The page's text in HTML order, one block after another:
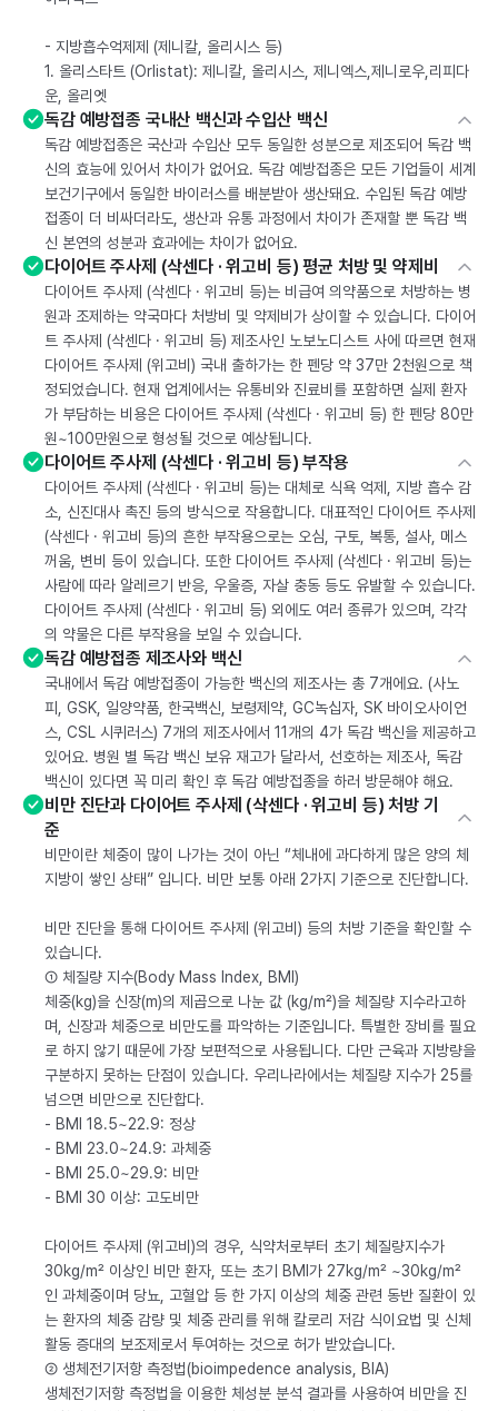
- 지방흡수억제제 (제니칼, 올리시스 등)
1. 올리스타트 (Orlistat): 제니칼, 올리시스, 제니엑스,제니로우,리피다
운, 올리엣
독감 예방접종 국내산 백신과 수입산 백신
독감 예방접종은 국산과 수입산 모두 동일한 성분으로 제조되어 독감 백
신의 효능에 있어서 차이가 없어요. 독감 예방접종은 모든 기업들이 세계
보건기구에서 동일한 바이러스를 배분받아 생산돼요. 수입된 독감 예방
접종이 더 비싸더라도, 생산과 유통 과정에서 차이가 존재할 뿐 독감 백
신 본연의 성분과 효과에는 차이가 없어요.
다이어트 주사제 (삭센다 · 위고비 등) 평균 처방 및 약제비
다이어트 주사제 (삭센다 · 위고비 등)는 비급여 의약품으로 처방하는 병
원과 조제하는 약국마다 처방비 및 약제비가 상이할 수 있습니다. 다이어
트 주사제 (삭센다 · 위고비 등) 제조사인 노보노디스트 사에 따르면 현재
다이어트 주사제 (위고비) 국내 출하가는 한 펜당 약 37만 2천원으로 책
정되었습니다. 현재 업계에서는 유통비와 진료비를 포함하면 실제 환자
가 부담하는 비용은 다이어트 주사제 (삭센다 · 위고비 등) 한 펜당 80만
원~100만원으로 형성될 것으로 예상됩니다.
다이어트 주사제 (삭센다 · 위고비 등) 부작용
다이어트 주사제 (삭센다 · 위고비 등)는 대체로 식욕 억제, 지방 흡수 감
소, 신진대사 촉진 등의 방식으로 작용합니다. 대표적인 다이어트 주사제
(삭센다 · 위고비 등)의 흔한 부작용으로는 오심, 구토, 복통, 설사, 메스
꺼움, 변비 등이 있습니다. 또한 다이어트 주사제 (삭센다 · 위고비 등)는
사람에 따라 알레르기 반응, 우울증, 자살 충동 등도 유발할 수 있습니다.
다이어트 주사제 (삭센다 · 위고비 등) 외에도 여러 종류가 있으며, 각각
의 약물은 다른 부작용을 보일 수 있습니다.
독감 예방접종 제조사와 백신
국내에서 독감 예방접종이 가능한 백신의 제조사는 총 7개에요. (사노
피, GSK, 일양약품, 한국백신, 보령제약, GC녹십자, SK 바이오사이언
스, CSL 시퀴러스) 7개의 제조사에서 11개의 4가 독감 백신을 제공하고
있어요. 병원 별 독감 백신 보유 재고가 달라서, 선호하는 제조사, 독감
백신이 있다면 꼭 미리 확인 후 독감 예방접종을 하러 방문해야 해요.
비만 진단과 다이어트 주사제 (삭센다 · 위고비 등) 처방 기
준
비만이란 체중이 많이 나가는 것이 아닌 “체내에 과다하게 많은 양의 체
지방이 쌓인 상태” 입니다. 비만 보통 아래 2가지 기준으로 진단합니다.
비만 진단을 통해 다이어트 주사제 (위고비) 등의 처방 기준을 확인할 수
있습니다.
① 체질량 지수(Body Mass Index, BMI)
체중(kg)을 신장(m)의 제곱으로 나눈 값 (kg/m²)을 체질량 지수라고하
며, 신장과 체중으로 비만도를 파악하는 기준입니다. 특별한 장비를 필요
로 하지 않기 때문에 가장 보편적으로 사용됩니다. 다만 근육과 지방량을
구분하지 못하는 단점이 있습니다. 우리나라에서는 체질량 지수가 25를
넘으면 비만으로 진단합다.
- BMI 18.5~22.9: 정상
- BMI 23.0~24.9: 과체중
- BMI 25.0~29.9: 비만
- BMI 30 이상: 고도비만
다이어트 주사제 (위고비)의 경우, 식약처로부터 초기 체질량지수가
30kg/m² 이상인 비만 환자, 또는 초기 BMI가 27kg/m² ~30kg/m²
인 과체중이며 당뇨, 고혈압 등 한 가지 이상의 체중 관련 동반 질환이 있
는 환자의 체중 감량 및 체중 관리를 위해 칼로리 저감 식이요법 및 신체
활동 증대의 보조제로서 투여하는 것으로 허가 받았습니다.
② 생체전기저항 측정법(bioimpedence analysis, BIA)
생체전기저항 측정법을 이용한 체성분 분석 결과를 사용하여 비만을 진